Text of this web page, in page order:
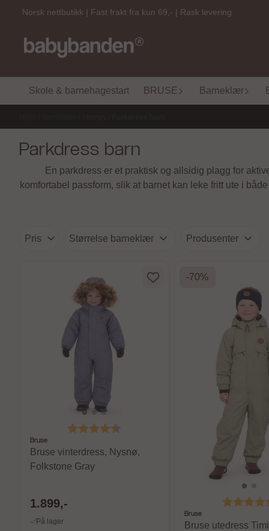
Hopp til innhold
Norsk nettbutikk | Fast frakt fra kun 69,- | Rask levering
Skole & barnehagestart BRUSE Barneklær
Parkdress barn
En parkdress er et praktisk og allsidig plagg for
komfortabel passform, slik at barnet kan leke fritt ute i
Pris Størrelse barneklær Produsenter
Karakter:
Bruse
Bruse vinterdress, Nysnø,
Folkstone Gray
1.899,-
På lager
-70%
Karakter:
Bruse
Bruse utedress